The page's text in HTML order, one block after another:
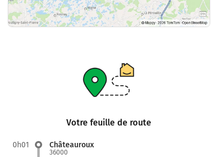
Votre feuille de route
0h01 Châteauroux
36000